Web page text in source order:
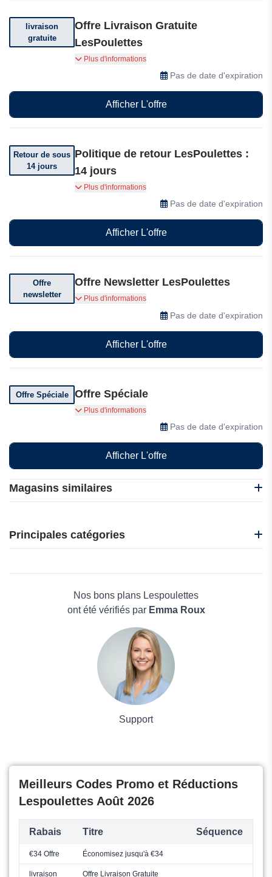
Magasins similaires
EasySMX
Gant FR
Hannun
Principales catégories
Maison & JardinNos bons plans Lespoulettes
ont été vérifiés par Emma Roux
Support
livraison
gratuite
Offre Livraison Gratuite
LesPoulettes
Bénéficiez de la livraison gratuite sur votre
commande. Conditions générales applicables.
Plus d'informations
Pas de date d'expiration
Afficher L'offre
Retour de sous
14 jours
Politique de retour LesPoulettes :
14 jours
Vous pouvez retourner votre commande dans
les 14 jours suivant sa réception.
Plus d'informations
Pas de date d'expiration
Afficher L'offre
Offre
newsletter
Offre Newsletter LesPoulettes
Abonnez-vous et recevez des offres
Plus d'informations
Pas de date d'expiration
Afficher L'offre
Offre Spéciale Offre Spéciale
Les Poulettes proposent des offres spéciales et
des réductions à ses clients
Plus d'informations
Pas de date d'expiration
Afficher L'offre
Meilleurs Codes Promo et Réductions
Lespoulettes Août 2026
Rabais Titre Séquence
€34 Offre Économisez jusqu'à €34
livraison Offre Livraison Gratuite